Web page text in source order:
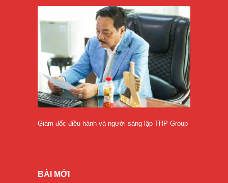
Giám đốc điều hành và người sáng lập THP Group
BÀI MỚI